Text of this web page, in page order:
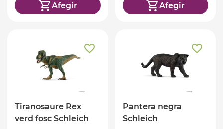
Afegir Afegir
Tiranosaure Rex
verd fosc Schleich
Pantera negra
Schleich